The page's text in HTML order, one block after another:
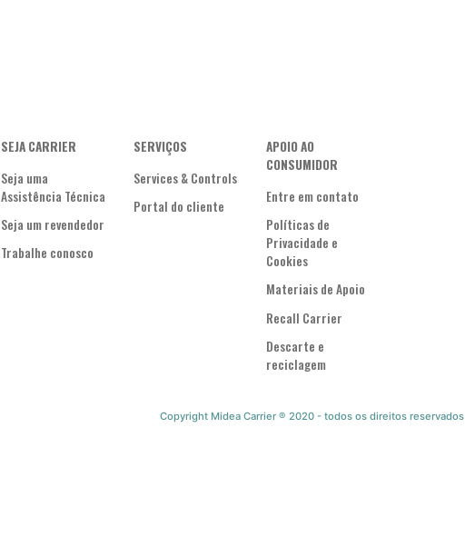
SEJA CARRIER
Seja uma
Assistência Técnica
Seja um revendedor
Trabalhe conosco
SERVIÇOS
Services & Controls
Portal do cliente
APOIO AO
CONSUMIDOR
Entre em contato
Políticas de
Privacidade e
Cookies
Materiais de Apoio
Recall Carrier
Descarte e
reciclagem
Copyright Midea Carrier ® 2020 - todos os direitos reservados